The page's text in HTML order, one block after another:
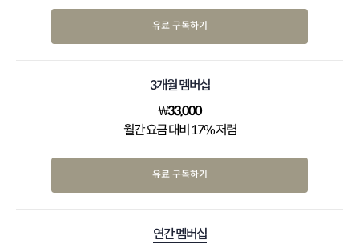
유료 구독하기
3개월 멤버십
₩33,000
월간 요금 대비 17% 저렴
유료 구독하기
연간 멤버십